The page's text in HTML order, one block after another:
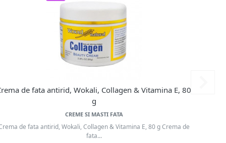
de fata antirid, Wokali, Collagen & Vitamina E, 80
g
CREME SI MASTI FATA
de fata antirid, Wokali, Collagen & Vitamina E, 80 g Crema de
fata...